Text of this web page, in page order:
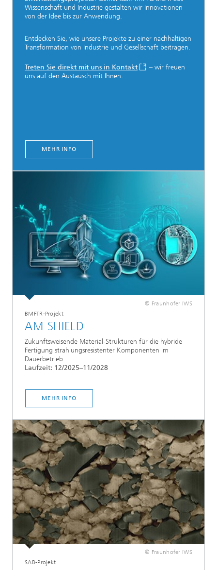
Wissenschaft und Industrie gestalten wir Innovationen –
von der Idee bis zur Anwendung.
Entdecken Sie, wie unsere Projekte zu einer nachhaltigen
Transformation von Industrie und Gesellschaft beitragen.
Treten Sie direkt mit uns in Kontakt
– wir freuen
uns auf den Austausch mit Ihnen.
MEHR INFO
© Fraunhofer IWS
BMFTR-Projekt
AM-SHIELD
Zukunftsweisende Material-Strukturen für die hybride
Fertigung strahlungsresistenter Komponenten im
Dauerbetrieb
Laufzeit: 12/2025–11/2028
MEHR INFO
© Fraunhofer IWS
SAB-Projekt